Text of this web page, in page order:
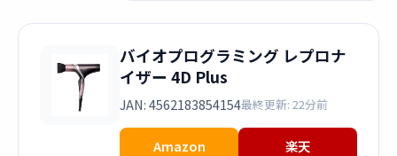
バイオプログラミング レプロナ
イザー 4D Plus
JAN: 4562183854154最終更新: 22分前
Amazon
楽天